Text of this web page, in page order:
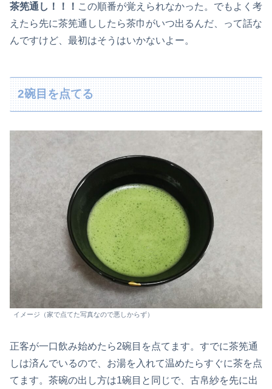
茶筅通し！！！ この順番が覚えられなかった。でもよく考
えたら先に茶筅通ししたら茶巾がいつ出るんだ、って話な
んですけど、最初はそうはいかないよー。
2碗目を点てる
イメージ（家で点てた写真なので悪しからず）
正客が一口飲み始めたら2碗目を点てます。すでに茶筅通
しは済んでいるので、お湯を入れて温めたらすぐに茶を点
てます。茶碗の出し方は1碗目と同じで、古帛紗を先に出